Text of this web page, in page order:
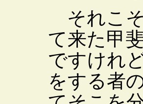
それこ
て来た甲
ですけれ
をする者